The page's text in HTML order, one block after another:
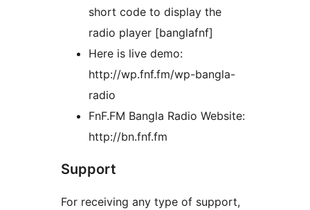
short code to display the
radio player [banglafnf]
Here is live demo:
http://wp.fnf.fm/wp-bangla-
radio
FnF.FM Bangla Radio Website:
http://bn.fnf.fm
Support
For receiving any type of support,